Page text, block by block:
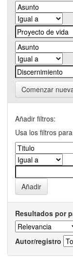
Comenzar
Añadir filtros:
Usa los filtros
Resultados por
Autor/registro